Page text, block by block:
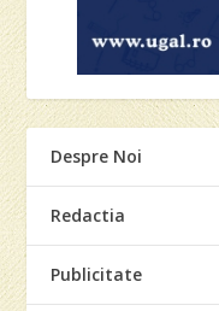
Despre Noi
Redactia
Publicitate